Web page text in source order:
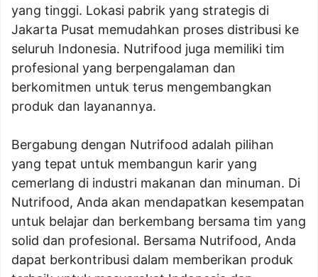
yang tinggi. Lokasi pabrik yang strategis di
Jakarta Pusat memudahkan proses distribusi ke
seluruh Indonesia. Nutrifood juga memiliki tim
profesional yang berpengalaman dan
berkomitmen untuk terus mengembangkan
produk dan layanannya.
Bergabung dengan Nutrifood adalah pilihan
yang tepat untuk membangun karir yang
cemerlang di industri makanan dan minuman. Di
Nutrifood, Anda akan mendapatkan kesempatan
untuk belajar dan berkembang bersama tim yang
solid dan profesional. Bersama Nutrifood, Anda
dapat berkontribusi dalam memberikan produk